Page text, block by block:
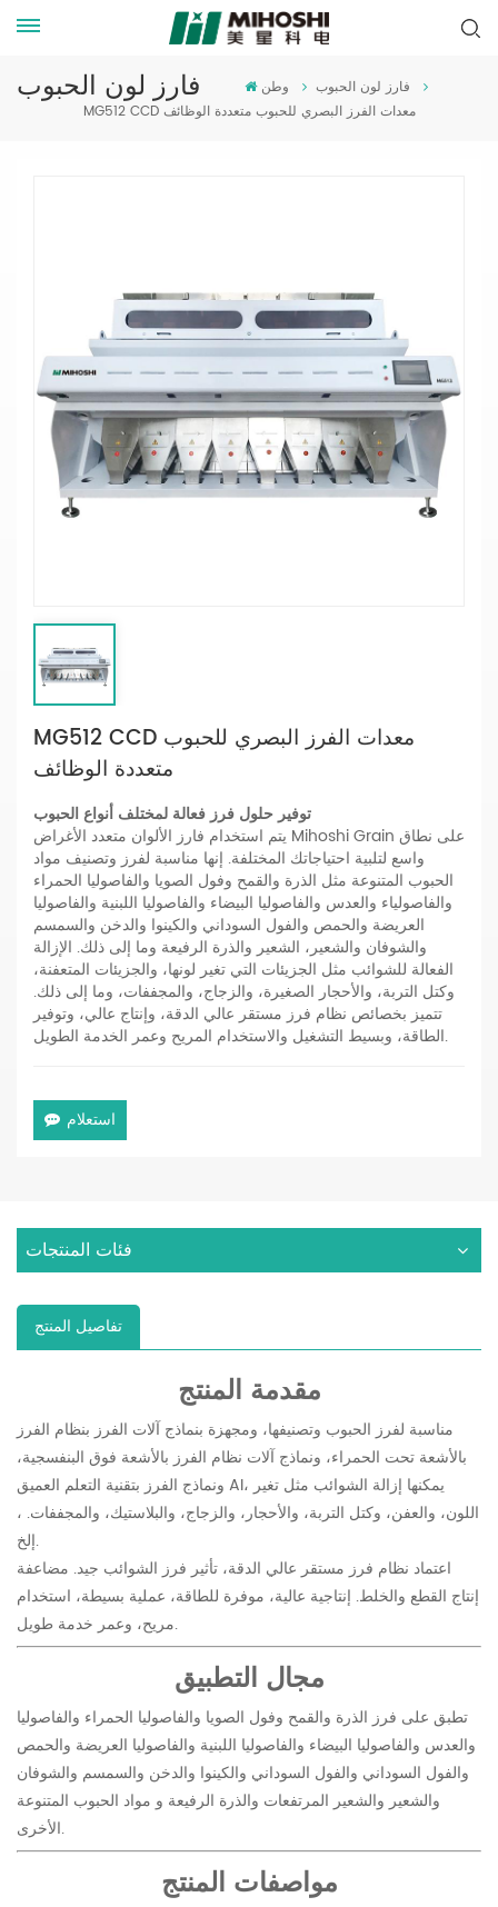
فارز لون الحبوب وطن
فارز لون الحبوب
MG512 CCD معدات الفرز البصري للحبوب متعددة الوظائف
MG512 CCD معدات الفرز البصري للحبوب
متعددة الوظائف
توفير حلول فرز فعالة لمختلف أنواع الحبوب
يتم استخدام فارز الألوان متعدد الأغراض Mihoshi Grain على نطاق
واسع لتلبية احتياجاتك المختلفة. إنها مناسبة لفرز وتصنيف مواد
الحبوب المتنوعة مثل الذرة والقمح وفول الصويا والفاصوليا الحمراء
والفاصولياء والعدس والفاصوليا البيضاء والفاصوليا اللبنية والفاصوليا
العريضة والحمص والفول السوداني والكينوا والدخن والسمسم
والشوفان والشعير، الشعير والذرة الرفيعة وما إلى ذلك. الإزالة
الفعالة للشوائب مثل الجزيئات التي تغير لونها، والجزيئات المتعفنة،
وكتل التربة، والأحجار الصغيرة، والزجاج، والمجففات، وما إلى ذلك.
تتميز بخصائص نظام فرز مستقر عالي الدقة، وإنتاج عالي، وتوفير
الطاقة، وبسيط التشغيل والاستخدام المريح وعمر الخدمة الطويل.
استعلام
فئات المنتجات
تفاصيل المنتج
مقدمة المنتج
مناسبة لفرز الحبوب وتصنيفها، ومجهزة بنماذج آلات الفرز بنظام الفرز
بالأشعة تحت الحمراء، ونماذج آلات نظام الفرز بالأشعة فوق البنفسجية،
ونماذج الفرز بتقنية التعلم العميق AI، يمكنها إزالة الشوائب مثل تغير
اللون، والعفن، وكتل التربة، والأحجار، والزجاج، والبلاستيك، والمجففات. ،
إلخ.
اعتماد نظام فرز مستقر عالي الدقة، تأثير فرز الشوائب جيد. مضاعفة
إنتاج القطع والخلط. إنتاجية عالية، موفرة للطاقة، عملية بسيطة، استخدام
مريح، وعمر خدمة طويل.
مجال التطبيق
تطبق على فرز الذرة والقمح وفول الصويا والفاصوليا الحمراء والفاصوليا
والعدس والفاصوليا البيضاء والفاصوليا اللبنية والفاصوليا العريضة والحمص
والفول السوداني والفول السوداني والكينوا والدخن والسمسم والشوفان
والشعير والشعير المرتفعات والذرة الرفيعة و مواد الحبوب المتنوعة
الأخرى.
مواصفات المنتج